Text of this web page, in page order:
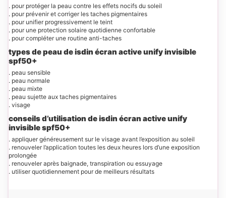
. pour protéger la peau contre les effets nocifs du soleil
. pour prévenir et corriger les taches pigmentaires
. pour unifier progressivement le teint
. pour une protection solaire quotidienne confortable
. pour compléter une routine anti-taches
types de peau de isdin écran active unify invisible
spf50+
. peau sensible
. peau normale
. peau mixte
. peau sujette aux taches pigmentaires
. visage
conseils d’utilisation de isdin écran active unify
invisible spf50+
. appliquer généreusement sur le visage avant l’exposition au soleil
. renouveler l’application toutes les deux heures lors d’une exposition
prolongée
. renouveler après baignade, transpiration ou essuyage
. utiliser quotidiennement pour de meilleurs résultats